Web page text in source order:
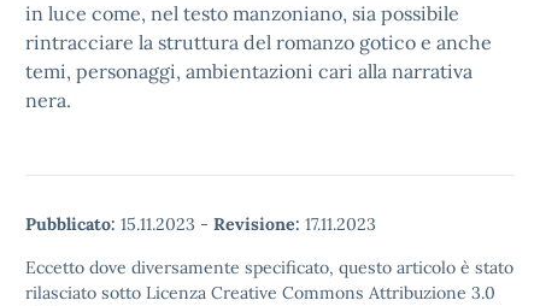
in luce come, nel testo manzoniano, sia possibile
rintracciare la struttura del romanzo gotico e anche
temi, personaggi, ambientazioni cari alla narrativa
nera.
Pubblicato: 15.11.2023 - Revisione: 17.11.2023
Eccetto dove diversamente specificato, questo articolo è stato
rilasciato sotto Licenza Creative Commons Attribuzione 3.0